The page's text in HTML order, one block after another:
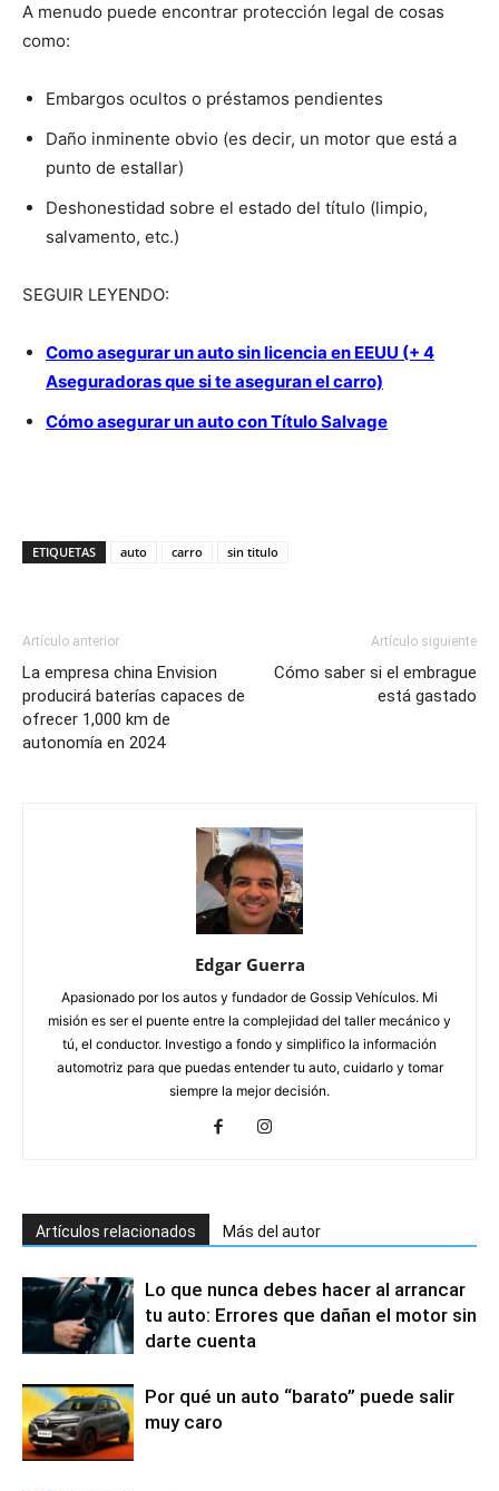
A menudo puede encontrar protección legal de cosas
como:
Embargos ocultos o préstamos pendientes
Daño inminente obvio (es decir, un motor que está a
punto de estallar)
Deshonestidad sobre el estado del título (limpio,
salvamento, etc.)
SEGUIR LEYENDO:
Como asegurar un auto sin licencia en EEUU (+ 4
Aseguradoras que si te aseguran el carro)
Cómo asegurar un auto con Título Salvage
ETIQUETAS auto carro sin titulo
Artículo anterior
La empresa china Envision
producirá baterías capaces de
ofrecer 1,000 km de
autonomía en 2024
Artículo siguiente
Cómo saber si el embrague
está gastado
Edgar Guerra
Apasionado por los autos y fundador de Gossip Vehículos. Mi
misión es ser el puente entre la complejidad del taller mecánico y
tú, el conductor. Investigo a fondo y simplifico la información
automotriz para que puedas entender tu auto, cuidarlo y tomar
siempre la mejor decisión.
Artículos relacionados Más del autor
Lo que nunca debes hacer al arrancar
tu auto: Errores que dañan el motor sin
darte cuenta
Por qué un auto “barato” puede salir
muy caro